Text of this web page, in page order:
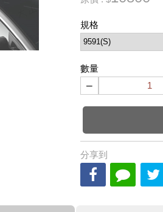
規格
數量
−
分享到